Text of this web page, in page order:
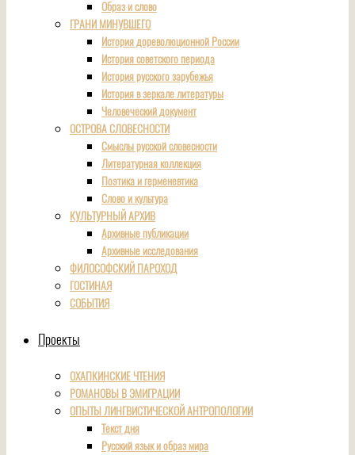
Образ и слово
ГРАНИ МИНУВШЕГО
История дореволюционной России
История советского периода
История русского зарубежья
История в зеркале литературы
Человеческий документ
ОСТРОВА СЛОВЕСНОСТИ
Смыслы русской словесности
Литературная коллекция
Поэтика и герменевтика
Слово и культура
КУЛЬТУРНЫЙ АРХИВ
Архивные публикации
Архивные исследования
ФИЛОСОФСКИЙ ПАРОХОД
ГОСТИНАЯ
СОБЫТИЯ
Проекты
ОХАПКИНСКИЕ ЧТЕНИЯ
РОМАНОВЫ В ЭМИГРАЦИИ
ОПЫТЫ ЛИНГВИСТИЧЕСКОЙ АНТРОПОЛОГИИ
Текст дня
Русский язык и образ мира